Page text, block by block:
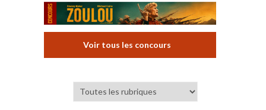
Voir tous les concours